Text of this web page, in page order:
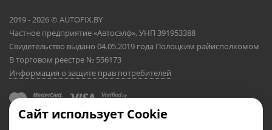
2019 - 2026 © AUTOFIX.BY
Частное предприятие «Автосэлф», УНП 391953388
Свидетельство выдано 04.05.2019 года Полоцким райисполкомом
В торговом реестре № 556173
Информация о защите прав потребителей
Сайт использует Cookie